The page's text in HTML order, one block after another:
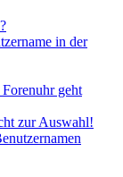
in der
geht
zur Auswahl!